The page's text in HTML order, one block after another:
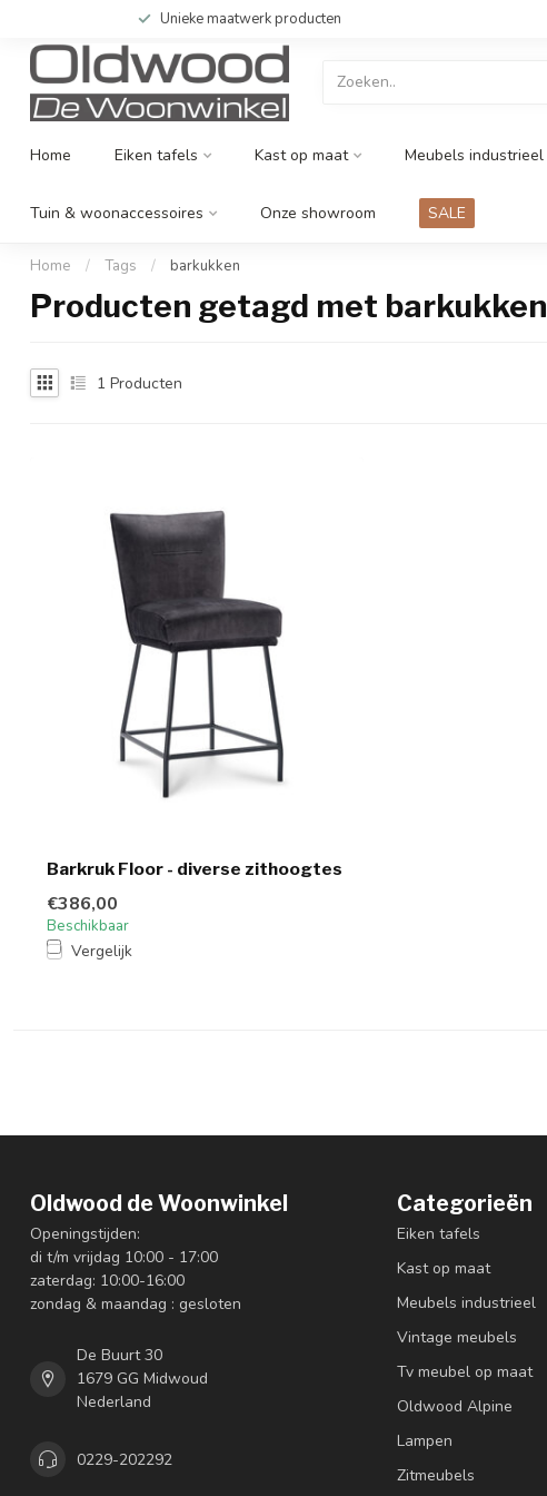
Unieke maatwerk producten
Home Eiken tafels Kast op maat Meubels industrieel
Tuin & woonaccessoires Onze showroom SALE
Home / Tags / barkukken
Producten getagd met barkukken
1 Producten
Barkruk Floor - diverse zithoogtes
€386,00
Beschikbaar
Vergelijk
Oldwood de Woonwinkel
Openingstijden:
di t/m vrijdag 10:00 - 17:00
zaterdag: 10:00-16:00
zondag & maandag : gesloten
De Buurt 30
1679 GG Midwoud
Nederland
0229-202292
Categorieën
Eiken tafels
Kast op maat
Meubels industrieel
Vintage meubels
Tv meubel op maat
Oldwood Alpine
Lampen
Zitmeubels